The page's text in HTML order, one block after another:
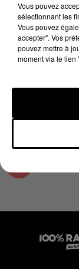
25 avril 2024 -
LES INFOS
11H00
Podcasts
Vous pouvez
sélectionnant les
Vous pouvez
accepter". Vos
pouvez mettre à
moment via le lien